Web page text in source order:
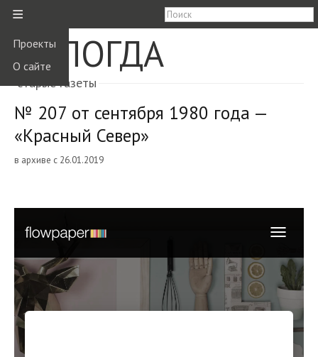
≡
Проекты
О сайте
ВОЛОГДА
старые газеты
№ 207 от сентября 1980 года —
«Красный Север»
в архиве с 26.01.2019